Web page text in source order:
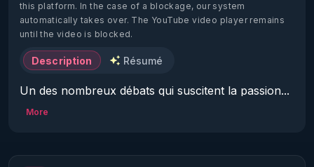
this platform. In the case of a blockage, our system
automatically takes over. The YouTube video player remains
until the video is blocked.
Description Résumé
Un des nombreux débats qui suscitent la passion...
Alors plutôt que de défendre un parti pris "pour"
caractéristiques, les difficultés que certains peuvent
More